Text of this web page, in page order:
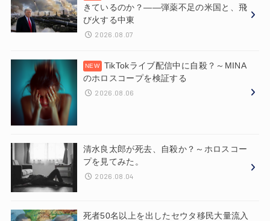
きているのか？——弾薬不足の米国と、飛
び火する中東
2026.08.07
TikTokライブ配信中に自殺？～MINA
のホロスコープを検証する
2026.08.06
清水良太郎が死去、自殺か？～ホロスコー
プを見てみた。
2026.08.04
死者50名以上を出したセウタ移民大量流入